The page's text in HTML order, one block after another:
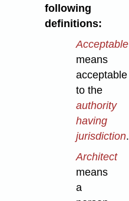
following
definitions:
Acceptable
means
acceptable
to the
authority
having
jurisdiction.
Architect
means
a